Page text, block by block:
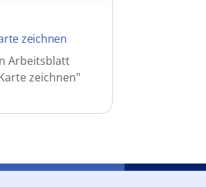
zeichnen
Arbeitsblatt
zeichnen"